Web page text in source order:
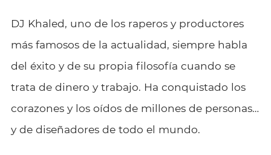
DJ Khaled, uno de los raperos y productores
más famosos de la actualidad, siempre habla
del éxito y de su propia filosofía cuando se
trata de dinero y trabajo. Ha conquistado los
corazones y los oídos de millones de personas…
y de diseñadores de todo el mundo.